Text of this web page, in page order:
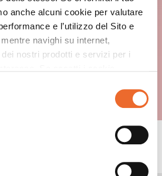
anche alcuni cookie per valutare
e l’utilizzo del Sito e
navighi su internet,
nostri prodotti e servizi per i